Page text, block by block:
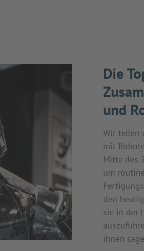
Die
und
Wir teilen
mit
Mitte des
um
den
sie in der
ihnen